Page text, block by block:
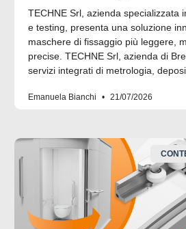
TECHNE Srl, azienda specializzata
e testing, presenta una soluzione
maschere di fissaggio più leggere,
precise. TECHNE Srl, azienda di
servizi integrati di metrologia,
Emanuela Bianchi 21/07/2026